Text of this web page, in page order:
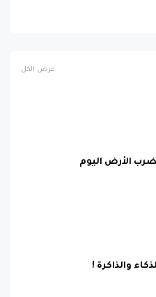
عرض الكل
الأرض اليوم
والذاكرة !